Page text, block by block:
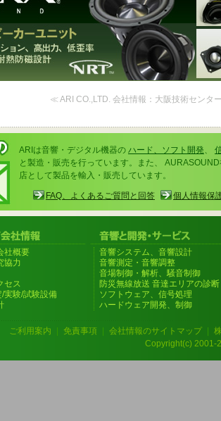
≪ ARI CO.,LTD. 会社情報：大阪技術センタ
ARIは音響・デジタル機器の ハード、ソフト開発、
と製造・販売を行っています。また、
店として製品を輸入・販売しています。
FAQ、よくあるご質問と回答 個人情報保
社概要
協力
セス
実験/試験設備
音響システム、音響設計
音響測定・音響調整
音場制御・解析、騒音制御
防災無線放送 音達エリアの診断
ソフトウェア、信号処理
ハードウェア開発、制御
ご利用案内 免責事項 会社情報のサイトマップ
Copyright(c) 2001-